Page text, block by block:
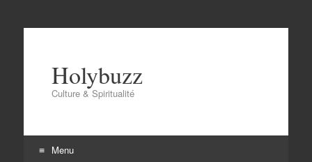
Holybuzz
Culture & Spiritualité
Menu